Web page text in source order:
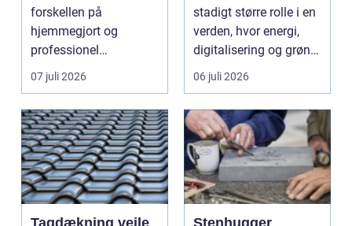
forskellen på
hjemmegjort og
professionel
vinduespudsning, nå...
07 juli 2026
stadigt større rolle i en
verden, hvor energi,
digitalisering og grøn
omsti...
06 juli 2026